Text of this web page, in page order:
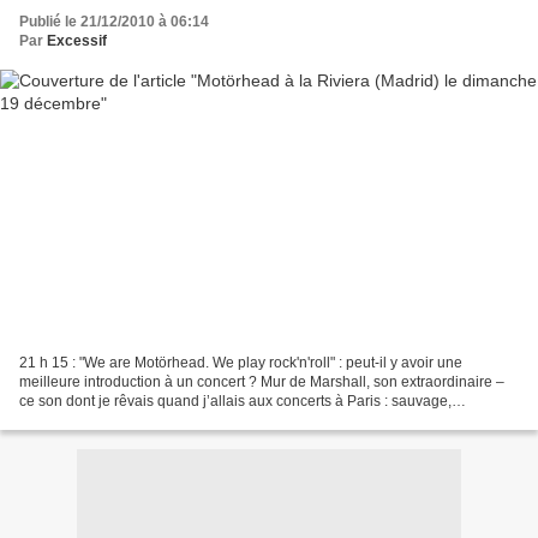
Publié le 21/12/2010 à 06:14
Par Excessif
21 h 15 : "We are Motörhead. We play rock'n'roll" : peut-il y avoir une
meilleure introduction à un concert ? Mur de Marshall, son extraordinaire –
ce son dont je rêvais quand j’allais aux concerts à Paris : sauvage,